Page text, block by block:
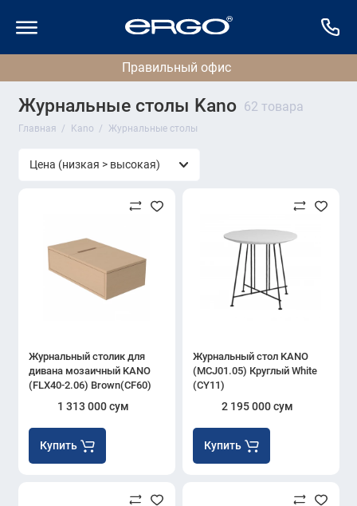
Журнальные столы Kano 62 товара
Главная Kano Журнальные столы
Журнальный столик для
дивана мозаичный KANO
(FLX40-2.06) Brown(CF60)
1 313 000 сум
Купить
Журнальный стол KANO
(MCJ01.05) Круглый White
(CY11)
2 195 000 сум
Купить